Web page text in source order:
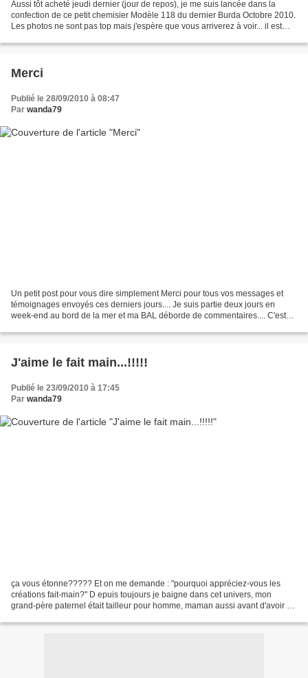
Aussi tôt acheté jeudi dernier (jour de repos), je me suis lancée dans la
confection de ce petit chemisier Modèle 118 du dernier Burda Octobre 2010.
Les photos ne sont pas top mais j'espère que vous arriverez à voir... il est
Merci
Publié le 28/09/2010 à 08:47
Par wanda79
Un petit post pour vous dire simplement Merci pour tous vos messages et
témoignages envoyés ces derniers jours.... Je suis partie deux jours en
week-end au bord de la mer et ma BAL déborde de commentaires.... C'est
J'aime le fait main...!!!!!
Publié le 23/09/2010 à 17:45
Par wanda79
ça vous étonne????? Et on me demande : "pourquoi appréciez-vous les
créations fait-main?" D epuis toujours je baigne dans cet univers, mon
grand-père paternel était tailleur pour homme, maman aussi avant d'avoir 6